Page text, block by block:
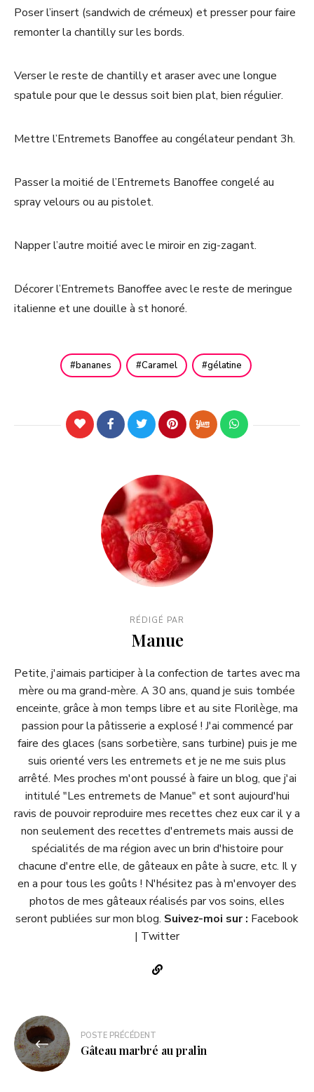
Poser l’insert (sandwich de crémeux) et presser pour faire
remonter la chantilly sur les bords.
Verser le reste de chantilly et araser avec une longue
spatule pour que le dessus soit bien plat, bien régulier.
Mettre l’Entremets Banoffee au congélateur pendant 3h.
Passer la moitié de l’Entremets Banoffee congelé au
spray velours ou au pistolet.
Napper l’autre moitié avec le miroir en zig-zagant.
Décorer l’Entremets Banoffee avec le reste de meringue
italienne et une douille à st honoré.
bananes Caramel gélatine
RÉDIGÉ PAR
Manue
Petite, j'aimais participer à la confection de tartes avec ma
mère ou ma grand-mère. A 30 ans, quand je suis tombée
enceinte, grâce à mon temps libre et au site Florilège, ma
passion pour la pâtisserie a explosé ! J'ai commencé par
faire des glaces (sans sorbetière, sans turbine) puis je me
suis orienté vers les entremets et je ne me suis plus
arrêté. Mes proches m'ont poussé à faire un blog, que j'ai
intitulé "Les entremets de Manue" et sont aujourd'hui
ravis de pouvoir reproduire mes recettes chez eux car il y a
non seulement des recettes d'entremets mais aussi de
spécialités de ma région avec un brin d'histoire pour
chacune d'entre elle, de gâteaux en pâte à sucre, etc. Il y
en a pour tous les goûts ! N'hésitez pas à m'envoyer des
photos de mes gâteaux réalisés par vos soins, elles
seront publiées sur mon blog. Suivez-moi sur : Facebook
| Twitter
POSTE PRÉCÉDENT
Gâteau marbré au pralin